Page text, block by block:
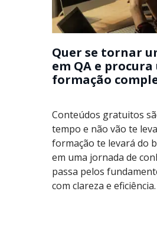
Quer se tornar
em QA e procura
formação
Conteúdos gratuitos
tempo e não vão te
formação te levará do
em uma jornada de
passa pelos
com clareza e eficiência.